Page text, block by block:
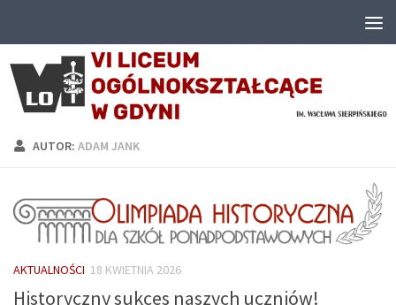
AUTOR: ADAM JANK
AKTUALNOŚCI 18 KWIETNIA 2026
Historyczny sukces naszych uczniów!